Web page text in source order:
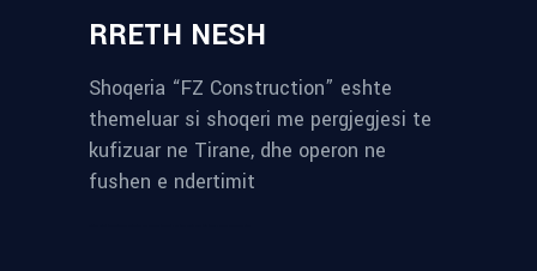
RRETH NESH
Shoqeria “FZ Construction” eshte
themeluar si shoqeri me pergjegjesi te
kufizuar ne Tirane, dhe operon ne
fushen e ndertimit